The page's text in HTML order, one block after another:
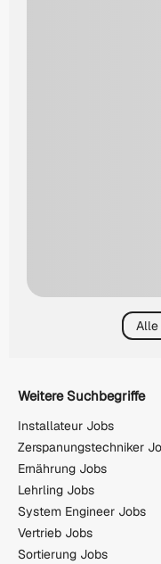
Alle
Weitere Suchbegriffe
Installateur Jobs
Zerspanungstechniker
Ernährung Jobs
Lehrling Jobs
System Engineer Jobs
Vertrieb Jobs
Sortierung Jobs